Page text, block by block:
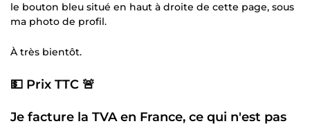
le bouton bleu situé en haut à droite de cette page, sous
ma photo de profil.
À très bientôt.
💵 Prix TTC 🚨
Je facture la TVA en France, ce qui n'est pas